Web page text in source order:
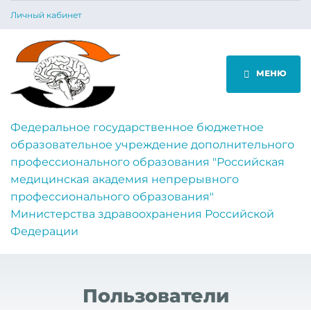
Личный кабинет
МЕНЮ
Федеральное государственное бюджетное
образовательное учреждение дополнительного
профессионального образования "Российская
медицинская академия непрерывного
профессионального образования"
Министерства здравоохранения Российской
Федерации
Пользователи